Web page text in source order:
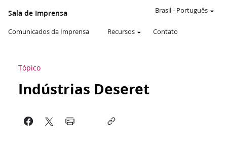
Sala de Imprensa
Comunicados da Imprensa Recursos Contato
Brasil- Português
Tópico
Indústrias Deseret